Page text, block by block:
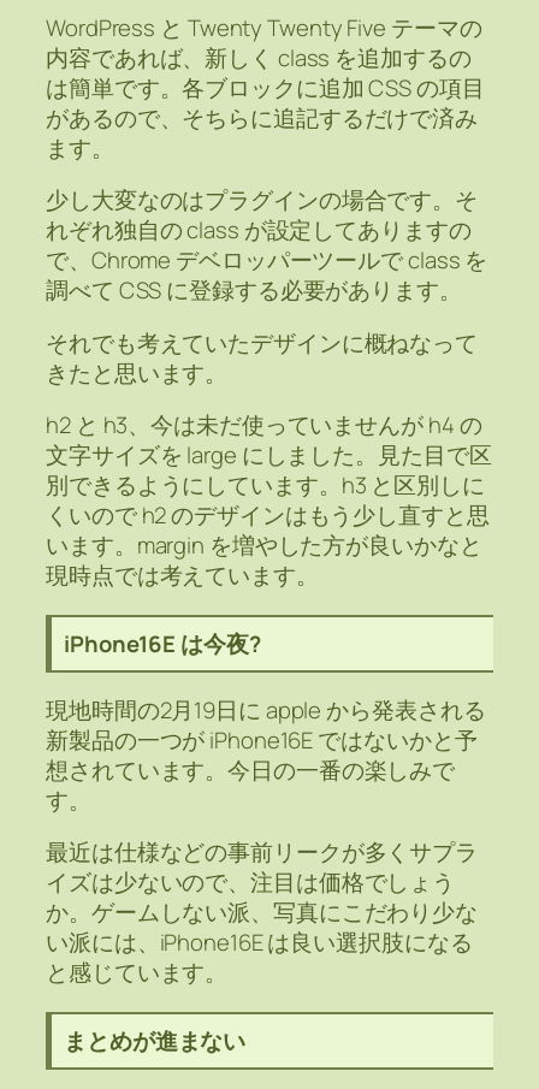
WordPress と Twenty Twenty Five テーマの
内容であれば、新しく class を追加するの
は簡単です。各ブロックに追加 CSS の項目
があるので、そちらに追記するだけで済み
ます。
少し大変なのはプラグインの場合です。そ
れぞれ独自の class が設定してありますの
で、Chrome デベロッパーツールで class を
調べて CSS に登録する必要があります。
それでも考えていたデザインに概ねなって
きたと思います。
h2 と h3、今は未だ使っていませんが h4 の
文字サイズを large にしました。見た目で区
別できるようにしています。h3 と区別しに
くいので h2 のデザインはもう少し直すと思
います。margin を増やした方が良いかなと
現時点では考えています。
iPhone16E は今夜?
現地時間の2月19日に apple から発表される
新製品の一つが iPhone16E ではないかと予
想されています。今日の一番の楽しみで
す。
最近は仕様などの事前リークが多くサプラ
イズは少ないので、注目は価格でしょう
か。ゲームしない派、写真にこだわり少な
い派には、iPhone16E は良い選択肢になる
と感じています。
まとめが進まない